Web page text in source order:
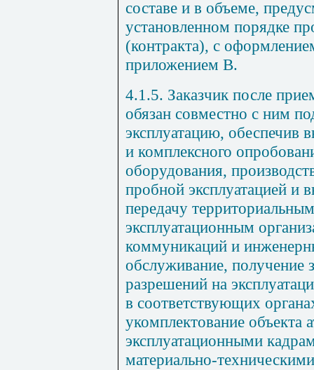
составе и в объеме,
установленном порядке
(контракта), с
приложением В.
4.1.5. Заказчик после
обязан совместно с ним
эксплуатацию, обеспечив
и комплексного
оборудования,
пробной эксплуатацией и
передачу
эксплуатационным
коммуникаций и
обслуживание, получение
разрешений на
в соответствующих
укомплектование объекта
эксплуатационными
материально-